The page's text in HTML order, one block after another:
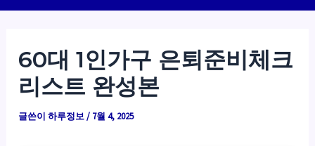
60대 1인가구 은퇴준비체크
리스트 완성본
글쓴이하루정보/ 7월 4, 2025